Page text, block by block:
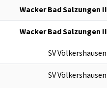
Wacker Bad Salzungen II
Wacker Bad Salzungen II
SV Völkershausen
SV Völkershausen